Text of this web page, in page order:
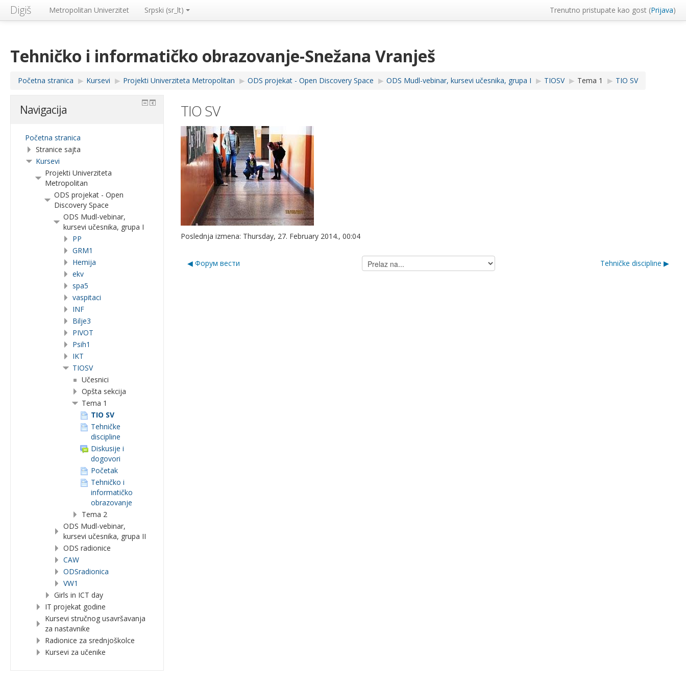
Digiš Trenutno pristupate kao gost (Prijava)
Metropolitan Univerzitet Srpski ‎(sr_lt)‎
Tehničko i informatičko obrazovanje-Snežana Vranješ
Početna stranica ▶︎ Kursevi ▶︎ Projekti Univerziteta Metropolitan ▶︎ ODS projekat - Open Discovery Space ▶︎ ODS Mudl-vebinar, kursevi učesnika, grupa I ▶︎ TIOSV ▶︎ Tema 1 ▶︎ TIO SV
TIO SV
Poslednja izmena: Thursday, 27. February 2014., 00:04
◀︎ Форум вести
Prelaz
na...
Tehničke discipline ▶︎
Navigacija
Početna stranica
Stranice sajta
Kursevi
Projekti Univerziteta
Metropolitan
ODS projekat - Open
Discovery Space
ODS Mudl-vebinar,
kursevi učesnika, grupa I
PP
GRM1
Hemija
ekv
spa5
vaspitaci
INF
Bilje3
PIVOT
Psih1
IKT
TIOSV
Učesnici
Opšta sekcija
Tema 1
TIO SV
Tehničke
discipline
Diskusije i
dogovori
Početak
Tehničko i
informatičko
obrazovanje
Tema 2
ODS Mudl-vebinar,
kursevi učesnika, grupa II
ODS radionice
CAW
ODSradionica
VW1
Girls in ICT day
IT projekat godine
Kursevi stručnog usavršavanja
za nastavnike
Radionice za srednjoškolce
Kursevi za učenike